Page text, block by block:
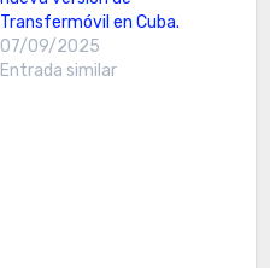
Transfermóvil en Cuba.
07/09/2025
Entrada similar